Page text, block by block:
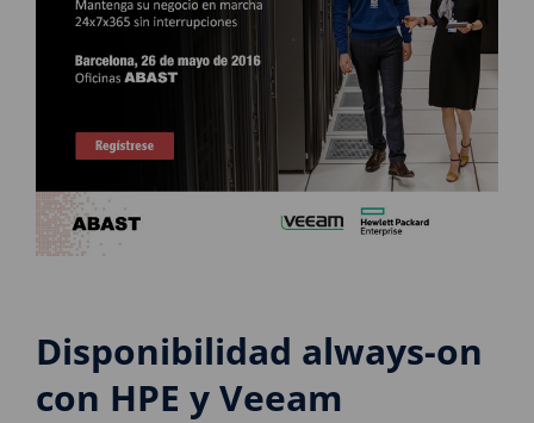
Disponibilidad always-on
con HPE y Veeam